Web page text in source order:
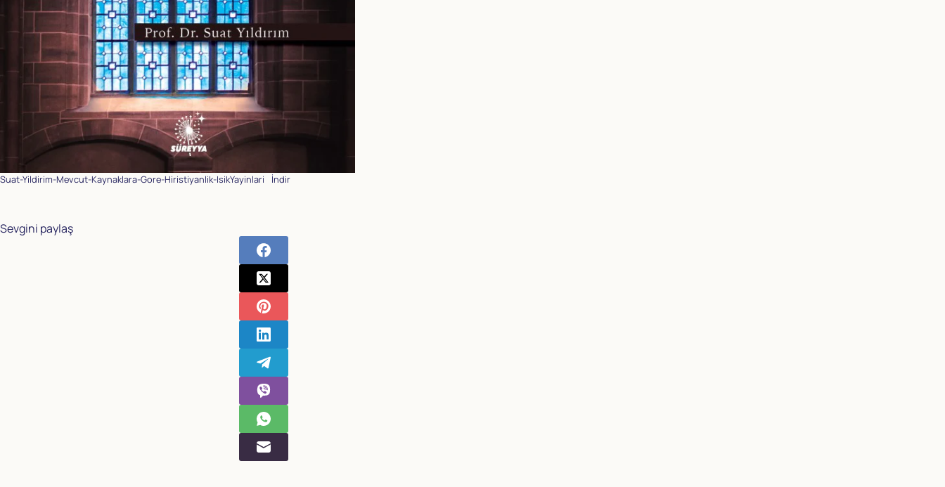
Suat-Yildirim-Mevcut-Kaynaklara-Gore-Hiristiyanlik-IsikYayinlari İndir
Sevgini paylaş